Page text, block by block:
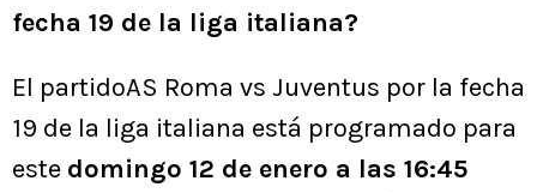
fecha 19 de la liga italiana?
El partidoAS Roma vs Juventus por la fecha
19 de la liga italiana está programado para
este domingo 12 de enero a las 16:45